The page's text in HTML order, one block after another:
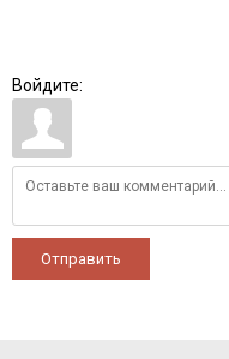
Войдите:
Отправить